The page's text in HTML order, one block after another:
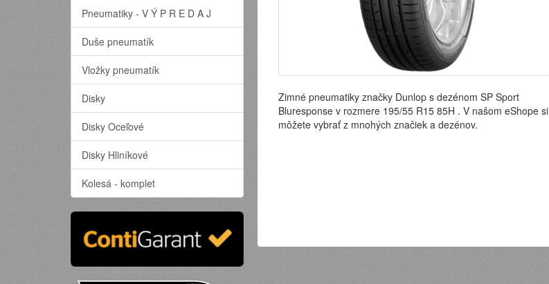
Zimné pneumatiky značky Dunlop s dezénom SP Sport
Bluresponse v rozmere 195/55 R15 85H . V našom eShope si
môžete vybrať z mnohých značiek a dezénov.
Pneumatiky - V Ý P R E D A J
Duše pneumatík
Vložky pneumatík
Disky
Disky Oceľové
Disky Hliníkové
Kolesá - komplet